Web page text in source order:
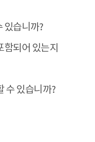
있습니까?
함되어 있는지
수 있습니까?